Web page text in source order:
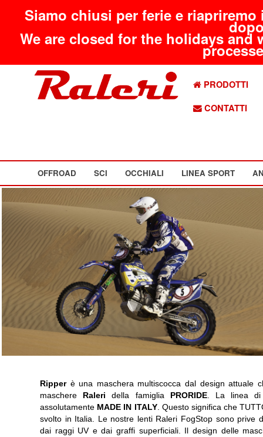
Siamo chiusi per ferie e
We are closed for the holidays
PRODOTTI
CONTATTI
OFFROAD SCI OCCHIALI LINEA SPORT
Ripper è una maschera multiscocca dal design attuale
maschere Raleri della famiglia PRORIDE. La linea
assolutamente MADE IN ITALY. Questo significa che
svolto in Italia. Le nostre lenti Raleri FogStop sono prive
dai raggi UV e dai graffi superficiali. Il design delle